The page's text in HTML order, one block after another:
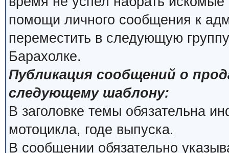
помощи личного сообщения к
переместить в следующую
Барахолке.
Публикация сообщений о
следующему шаблону:
В заголовке темы обязательна
мотоцикла, годе выпуска.
В сообщении обязательно